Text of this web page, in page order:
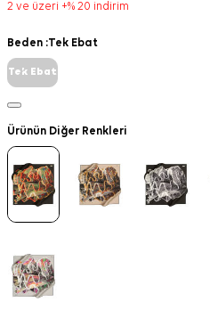
2 ve üzeri +% 20 indirim
Beden :Tek Ebat
Tek Ebat
Ürünün Diğer Renkleri